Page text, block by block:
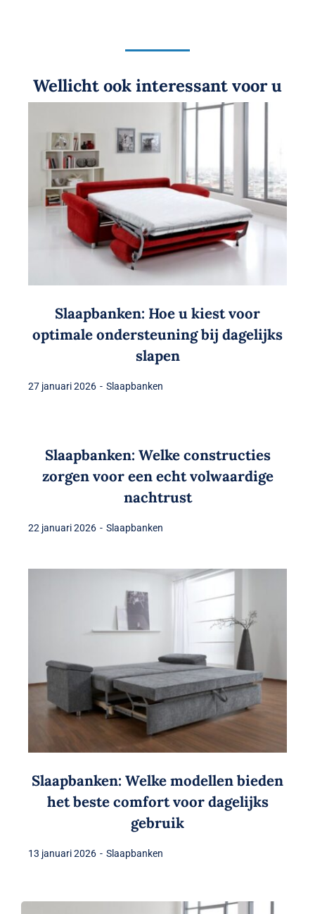
Wellicht ook interessant voor u
Slaapbanken: Hoe u kiest voor
optimale ondersteuning bij dagelijks
slapen
27 januari 2026 - Slaapbanken
Slaapbanken: Welke constructies
zorgen voor een echt volwaardige
nachtrust
22 januari 2026 - Slaapbanken
Slaapbanken: Welke modellen bieden
het beste comfort voor dagelijks
gebruik
13 januari 2026 - Slaapbanken